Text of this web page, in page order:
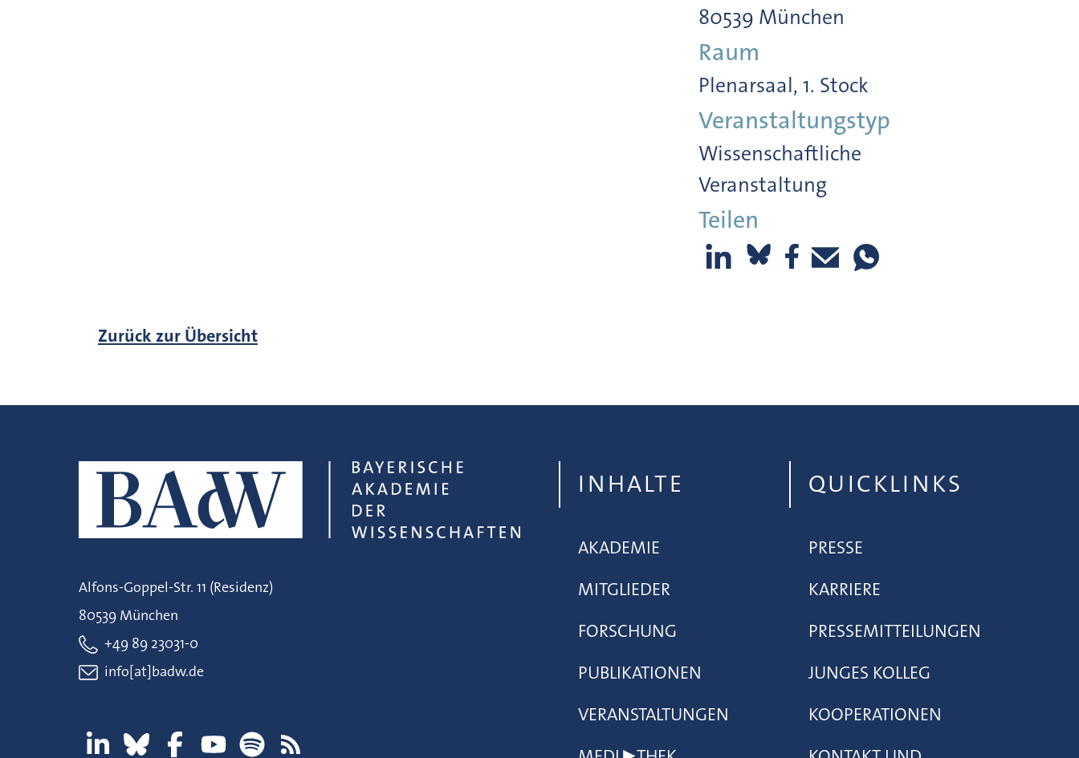
80539 München
Raum
Plenarsaal, 1. Stock
Veranstaltungstyp
Wissenschaftliche
Veranstaltung
Teilen
Zurück zur Übersicht
Alfons-Goppel-Str. 11 (Residenz)
80539 München
+49 89 23031-0
info[at]badw.de
INHALTE
AKADEMIE
MITGLIEDER
FORSCHUNG
PUBLIKATIONEN
VERANSTALTUNGEN
QUICKLINKS
PRESSE
KARRIERE
PRESSEMITTEILUNGEN
JUNGES KOLLEG
KOOPERATIONEN